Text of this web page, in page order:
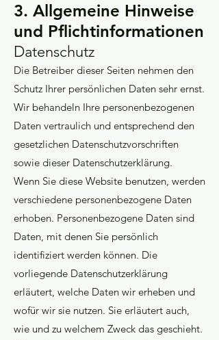
3. Allgemeine Hinweise
und Pflicht­informationen
Datenschutz
Die Betreiber dieser Seiten nehmen den
Schutz Ihrer persönlichen Daten sehr ernst.
Wir behandeln Ihre personenbezogenen
Daten vertraulich und entsprechend den
gesetzlichen Datenschutzvorschriften
sowie dieser Datenschutzerklärung.
Wenn Sie diese Website benutzen, werden
verschiedene personenbezogene Daten
erhoben. Personenbezogene Daten sind
Daten, mit denen Sie persönlich
identifiziert werden können. Die
vorliegende Datenschutzerklärung
erläutert, welche Daten wir erheben und
wofür wir sie nutzen. Sie erläutert auch,
wie und zu welchem Zweck das geschieht.